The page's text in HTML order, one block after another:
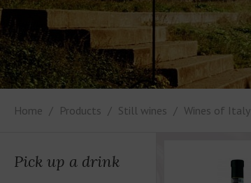
Home Products Still wines Wines of Italy
Pick up a drink